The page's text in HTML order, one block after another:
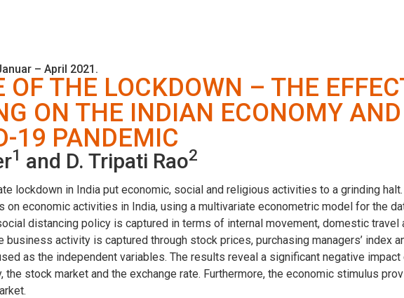
– April 2021.
OF THE LOCKDOWN – THE
ON THE INDIAN ECONOMY
19 PANDEMIC
1 and D. Tripati Rao2
lockdown in India put economic, social and religious activities to a grinding
on economic activities in India, using a multivariate econometric model for the
distancing policy is captured in terms of internal movement, domestic
business activity is captured through stock prices, purchasing managers’ index
as the independent variables. The results reveal a significant negative
the stock market and the exchange rate. Furthermore, the economic stimulus